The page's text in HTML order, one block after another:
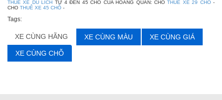
THUE XE DU LICH TỪ 4 ĐẾN 45 CHỖ CỦA HOÀNG QUÂN: CHOTHUE XE 29 CHO-
CHO THUÊ XE 45 CHỖ -
Tags:
XE CÙNG HÃNG XE CÙNG MÀU XE CÙNG GIÁ
XE CÙNG CHỖ